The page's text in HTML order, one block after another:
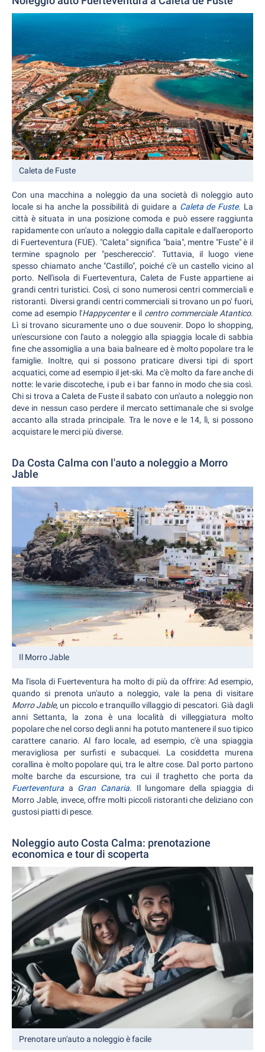
Caleta de Fuste
Con una macchina a noleggio da una società di noleggio auto
locale si ha anche la possibilità di guidare a Caleta de Fuste. La
città è situata in una posizione comoda e può essere raggiunta
rapidamente con un'auto a noleggio dalla capitale e dall'aeroporto
di Fuerteventura (FUE). "Caleta" significa "baia", mentre "Fuste" è il
termine spagnolo per "peschereccio". Tuttavia, il luogo viene
spesso chiamato anche "Castillo", poiché c'è un castello vicino al
porto. Nell'isola di Fuerteventura, Caleta de Fuste appartiene ai
grandi centri turistici. Così, ci sono numerosi centri commerciali e
ristoranti. Diversi grandi centri commerciali si trovano un po' fuori,
come ad esempio l'Happycentere il centro commerciale Atantico.
Lì si trovano sicuramente uno o due souvenir. Dopo lo shopping,
un'escursione con l'auto a noleggio alla spiaggia locale di sabbia
fine che assomiglia a una baia balneare ed è molto popolare tra le
famiglie. Inoltre, qui si possono praticare diversi tipi di sport
acquatici, come ad esempio il jet-ski. Ma c'è molto da fare anche di
notte: le varie discoteche, i pub e i bar fanno in modo che sia così.
Chi si trova a Caleta de Fuste il sabato con un'auto a noleggio non
deve in nessun caso perdere il mercato settimanale che si svolge
accanto alla strada principale. Tra le nove e le 14, lì, si possono
acquistare le merci più diverse.
Da Costa Calma con l'auto a noleggio a Morro
Jable
Il Morro Jable
Ma l'isola di Fuerteventura ha molto di più da offrire: Ad esempio,
quando si prenota un'auto a noleggio, vale la pena di visitare
Morro Jable, un piccolo e tranquillo villaggio di pescatori. Già dagli
anni Settanta, la zona è una località di villeggiatura molto
popolare che nel corso degli anni ha potuto mantenere il suo tipico
carattere canario. Al faro locale, ad esempio, c'è una spiaggia
meravigliosa per surfisti e subacquei. La cosiddetta murena
corallina è molto popolare qui, tra le altre cose. Dal porto partono
molte barche da escursione, tra cui il traghetto che porta da
Fuerteventura a Gran Canaria. Il lungomare della spiaggia di
Morro Jable, invece, offre molti piccoli ristoranti che deliziano con
gustosi piatti di pesce.
Noleggio auto Costa Calma: prenotazione
economica e tour di scoperta
Prenotare un'auto a noleggio è facile